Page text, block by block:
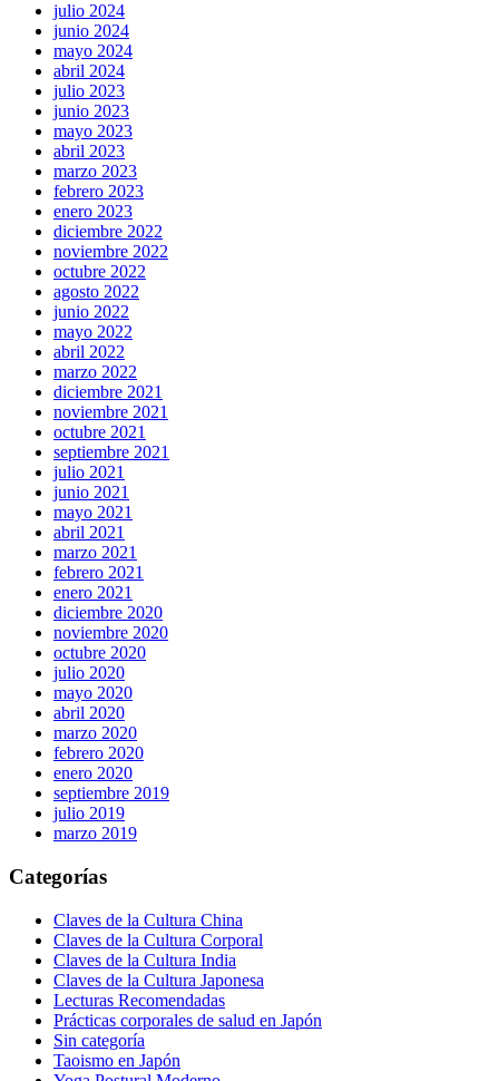
julio 2024
junio 2024
mayo 2024
abril 2024
julio 2023
junio 2023
mayo 2023
abril 2023
marzo 2023
febrero 2023
enero 2023
diciembre 2022
noviembre 2022
octubre 2022
agosto 2022
junio 2022
mayo 2022
abril 2022
marzo 2022
diciembre 2021
noviembre 2021
octubre 2021
septiembre 2021
julio 2021
junio 2021
mayo 2021
abril 2021
marzo 2021
febrero 2021
enero 2021
diciembre 2020
noviembre 2020
octubre 2020
julio 2020
mayo 2020
abril 2020
marzo 2020
febrero 2020
enero 2020
septiembre 2019
julio 2019
marzo 2019
Categorías
Claves de la Cultura China
Claves de la Cultura Corporal
Claves de la Cultura India
Claves de la Cultura Japonesa
Lecturas Recomendadas
Prácticas corporales de salud en Japón
Sin categoría
Taoismo en Japón